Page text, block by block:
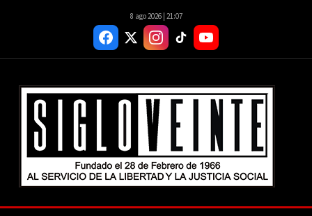
8 ago 2026 | 21:07